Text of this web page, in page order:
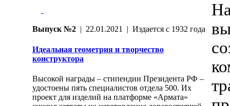
Выпуск №2 | 22.01.2021 | Издается с 1932 года
Идеальная геометрия и творчество
конструктора
Высокой награды – стипендии Президента РФ –
удостоены пять специалистов отдела 500. Их
проект для изделий на платформе «Армата»